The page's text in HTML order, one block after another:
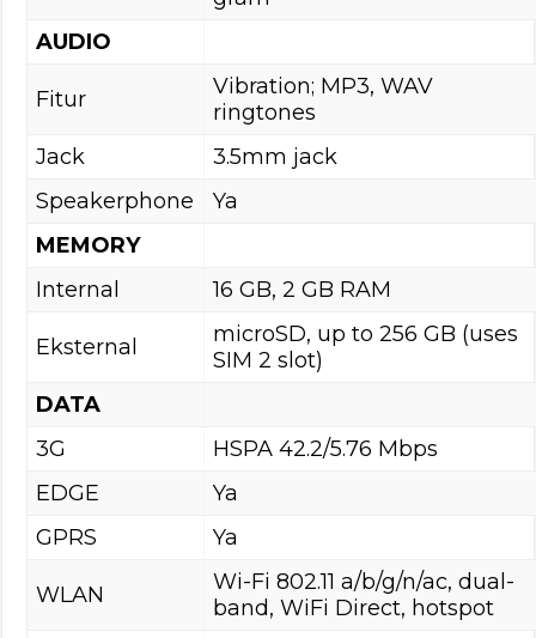
AUDIO
Fitur
Vibration; MP3, WAV
ringtones
Jack
3.5mm jack
Speakerphone
Ya
MEMORY
Internal
16 GB, 2 GB RAM
Eksternal
microSD, up to 256 GB (uses
SIM 2 slot)
DATA
3G
HSPA 42.2/5.76 Mbps
EDGE
Ya
GPRS
Ya
WLAN
Wi-Fi 802.11 a/b/g/n/ac, dual-
band, WiFi Direct, hotspot